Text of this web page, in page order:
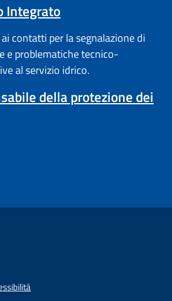
Integrato
contatti per la segnalazione di
e problematiche tecnico-
al servizio idrico.
della protezione dei